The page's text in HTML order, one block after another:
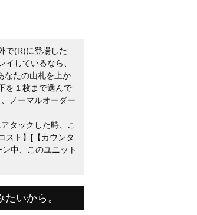
で(R)に登場した
しているなら、
なたの山札を上か
を１枚まで選んで
ノーマルオーダー
タックした時、こ
スト】[【カウンタ
中、このユニット
いから。